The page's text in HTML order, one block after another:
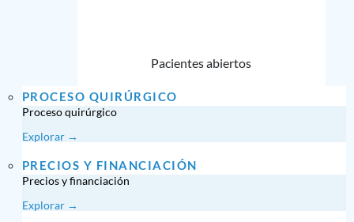
Pacientes abiertos
PROCESO QUIRÚRGICO
Proceso quirúrgico
Explorar →
PRECIOS Y FINANCIACIÓN
Precios y financiación
Explorar →